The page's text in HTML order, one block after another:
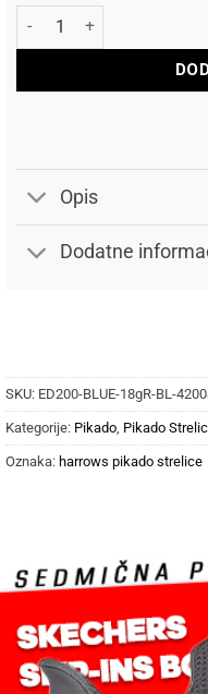
Harrows Pikado strelice
Opis
Dodatne
SKU: ED200-BLUE-18gR-BL-
Kategorije: Pikado, Pikado
Oznaka: harrows pikado strelice